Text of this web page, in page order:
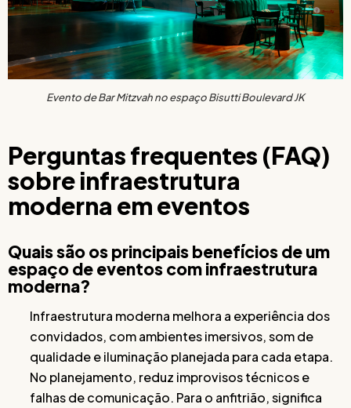
Evento de Bar Mitzvah no espaço Bisutti Boulevard JK
Perguntas frequentes (FAQ)
sobre infraestrutura
moderna em eventos
Quais são os principais benefícios de um
espaço de eventos com infraestrutura
moderna?
Infraestrutura moderna melhora a experiência dos
convidados, com ambientes imersivos, som de
qualidade e iluminação planejada para cada etapa.
No planejamento, reduz improvisos técnicos e
falhas de comunicação. Para o anfitrião, significa